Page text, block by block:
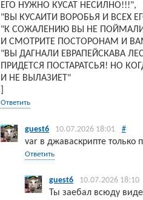
ЕГО НУЖНО КУСАТ НЕСИЛНО!!!",
"ВЫ КУСАИТИ ВОРОБЬЯ И ВСЕХ
"К СОЖАЛЕНИЮ ВЫ НЕ ПОЙМАЛИ
И СМОТРИТЕ ПОСТОРОНАМ И
"ВЫ ДАГНАЛИ ЕВРАПЕЙСКАВА
ПРИДЕТСЯ ПОСТАРАТСЬЯ! НО
И НЕ ВЫЛАЗИЕТ"
Ответить
guest6 10.07.2026 18:01 #
var в джаваскрипте только
Ответить
guest6 10.07.2026 18:10
Ты заебал всюду